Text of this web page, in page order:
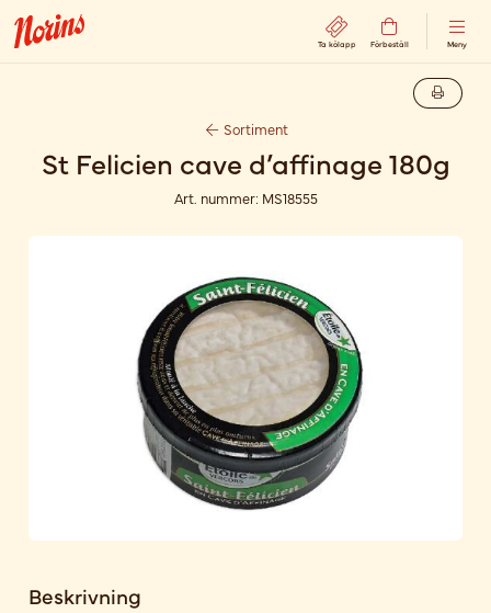
Ta kölapp Förbeställ Meny
Sortiment
St Felicien cave d’affinage 180g
Art. nummer: MS18555
Beskrivning